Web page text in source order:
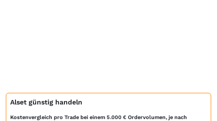
Alset günstig handeln
Kostenvergleich pro Trade bei einem 5.000 € Ordervolumen, je nach